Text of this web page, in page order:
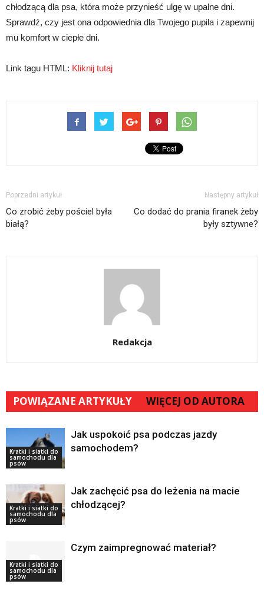
chłodzącą dla psa, która może przynieść ulgę w upalne dni.
Sprawdź, czy jest ona odpowiednia dla Twojego pupila i zapewnij
mu komfort w ciepłe dni.
Link tagu HTML: Kliknij tutaj
Poprzedni artykuł
Co zrobić żeby pościel była
białą?
Następny artykuł
Co dodać do prania firanek żeby
były sztywne?
Redakcja
POWIĄZANE ARTYKUŁY WIĘCEJ OD AUTORA
Kratki i siatki do
samochodu dla
psów
Jak uspokoić psa podczas jazdy
samochodem?
Kratki i siatki do
samochodu dla
psów
Jak zachęcić psa do leżenia na macie
chłodzącej?
Kratki i siatki do
samochodu dla
psów
Czym zaimpregnować materiał?